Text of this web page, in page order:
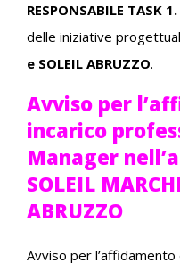
RESPONSABILE TASK
delle iniziative
e SOLEIL ABRUZZO.
Avviso per
incarico
Manager
SOLEIL
ABRUZZO
Avviso per